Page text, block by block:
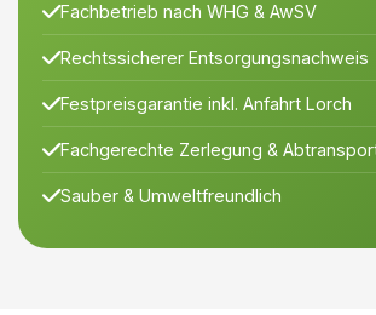
Fachbetrieb nach WHG & AwSV
Rechtssicherer Entsorgungsnachweis
Festpreisgarantie inkl. Anfahrt Lorch
Fachgerechte Zerlegung &
Sauber & Umweltfreundlich